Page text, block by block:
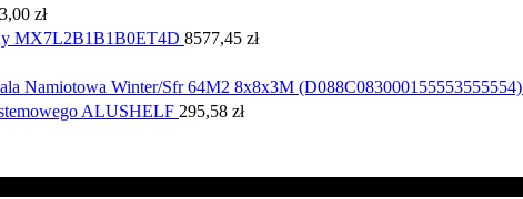
zł
MX7L2B1B1B0ET4D 8577,45 zł
Namiotowa Winter/Sfr 64M2 8x8x3M (D088C083000155553555554)
ALUSHELF 295,58 zł